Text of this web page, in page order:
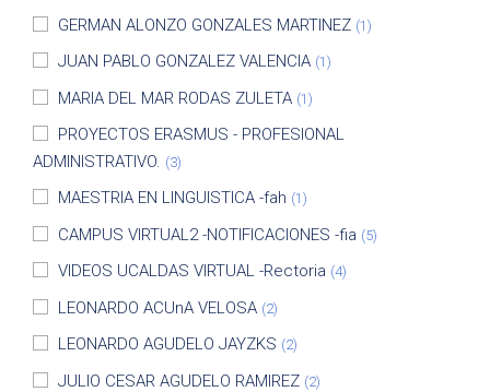
GERMAN ALONZO GONZALES MARTINEZ (1)
JUAN PABLO GONZALEZ VALENCIA (1)
MARIA DEL MAR RODAS ZULETA (1)
PROYECTOS ERASMUS - PROFESIONAL
ADMINISTRATIVO. (3)
MAESTRIA EN LINGUISTICA -fah (1)
CAMPUS VIRTUAL2 -NOTIFICACIONES -fia (5)
VIDEOS UCALDAS VIRTUAL -Rectoria (4)
LEONARDO ACUnA VELOSA (2)
LEONARDO AGUDELO JAYZKS (2)
JULIO CESAR AGUDELO RAMIREZ (2)